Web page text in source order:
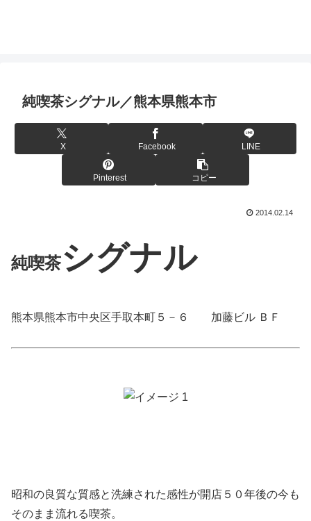
純喫茶シグナル／熊本県熊本市
X Facebook LINE
Pinterest コピー
2014.02.14
純喫茶シグナル
熊本県熊本市中央区手取本町５－６ 加藤ビル ＢＦ
昭和の良質な質感と洗練された感性が開店５０年後の今も
そのまま流れる喫茶。